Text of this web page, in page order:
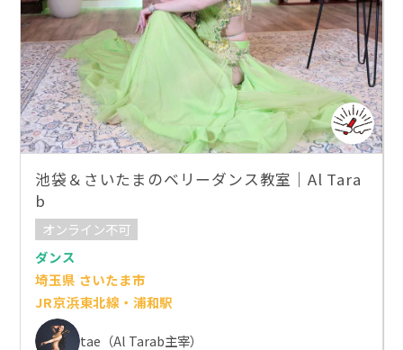
池袋＆さいたまのベリーダンス教室｜Al Tara
b
オンライン不可
ダンス
埼玉県 さいたま市
JR京浜東北線・浦和駅
tae（Al Tarab主宰）